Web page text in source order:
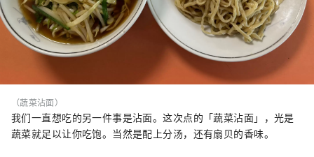
（蔬菜沾面）
我们一直想吃的另一件事是沾面。这次点的「蔬菜沾面」，光是
蔬菜就足以让你吃饱。当然是配上分汤，还有扇贝的香味。